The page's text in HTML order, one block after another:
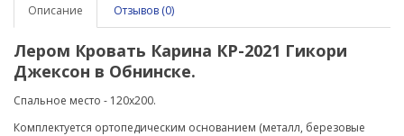
Описание Отзывов (0)
Лером Кровать Карина КР-2021 Гикори
Джексон в Обнинске.
Спальное место - 120х200.
Комплектуется ортопедическим основанием (металл, березовые